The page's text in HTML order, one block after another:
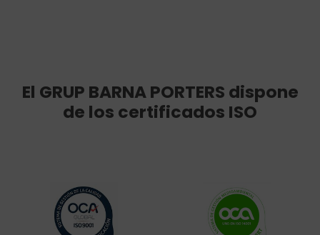
El GRUP BARNA PORTERS dispone
de los certificados ISO